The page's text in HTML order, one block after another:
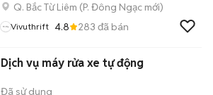
Q. Bắc Từ Liêm (P. Đông Ngạc mới)
Vivuthrift 4.8 283 đã bán
Dịch vụ máy rửa xe tự động
Đã sử dụng